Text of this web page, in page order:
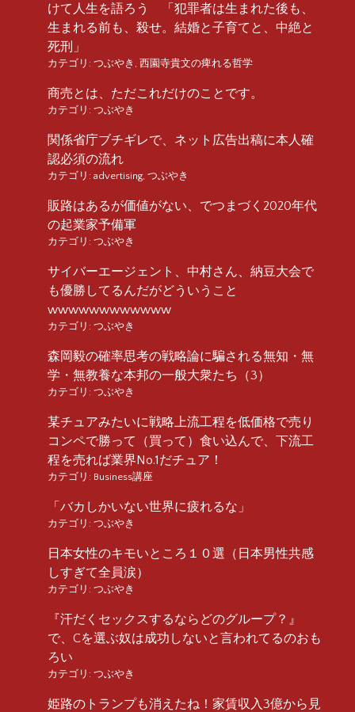
けて人生を語ろう 「犯罪者は生まれた後も、
生まれる前も、殺せ。結婚と子育てと、中絶と
死刑」
カテゴリ: つぶやき , 西園寺貴文の痺れる哲学
商売とは、ただこれだけのことです。
カテゴリ: つぶやき
関係省庁ブチギレで、ネット広告出稿に本人確
認必須の流れ
カテゴリ: advertising, つぶやき
販路はあるが価値がない、でつまづく2020年代
の起業家予備軍
カテゴリ: つぶやき
サイバーエージェント、中村さん、納豆大会で
も優勝してるんだがどういうこと
wwwwwwwwwwww
カテゴリ: つぶやき
森岡毅の確率思考の戦略論に騙される無知・無
学・無教養な本邦の一般大衆たち（3）
カテゴリ: つぶやき
某チュアみたいに戦略上流工程を低価格で売り
コンペで勝って（買って）食い込んで、下流工
程を売れば業界No.1だチュア！
カテゴリ: Business講座
「バカしかいない世界に疲れるな」
カテゴリ: つぶやき
日本女性のキモいところ１０選（日本男性共感
しすぎて全員涙）
カテゴリ: つぶやき
『汗だくセックスするならどのグループ？』
で、Cを選ぶ奴は成功しないと言われてるのおも
ろい
カテゴリ: つぶやき
姫路のトランプも消えたね！家賃収入3億から見